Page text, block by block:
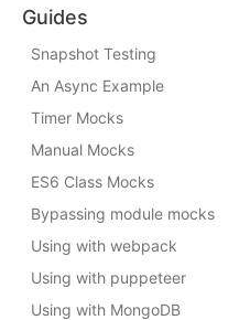
Guides
Snapshot Testing
An Async Example
Timer Mocks
Manual Mocks
ES6 Class Mocks
Bypassing module mocks
Using with webpack
Using with puppeteer
Using with MongoDB